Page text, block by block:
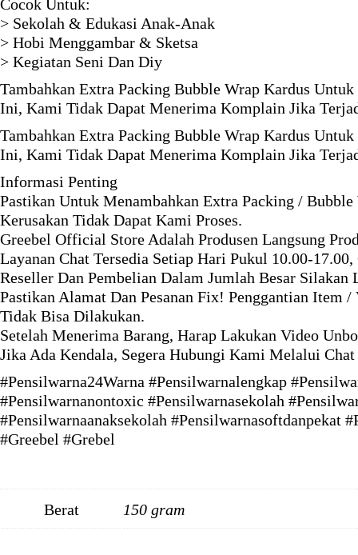
Cocok Untuk:
> Sekolah & Edukasi Anak-Anak
> Hobi Menggambar & Sketsa
> Kegiatan Seni Dan Diy
Tambahkan Extra Packing Bubble Wrap Kardus
Ini, Kami Tidak Dapat Menerima Komplain Jika
Tambahkan Extra Packing Bubble Wrap Kardus
Ini, Kami Tidak Dapat Menerima Komplain Jika
Informasi Penting
Pastikan Untuk Menambahkan Extra Packing /
Kerusakan Tidak Dapat Kami Proses.
Greebel Official Store Adalah Produsen Langsung
Layanan Chat Tersedia Setiap Hari Pukul 10.00-
Reseller Dan Pembelian Dalam Jumlah Besar
Pastikan Alamat Dan Pesanan Fix! Penggantian Item
Tidak Bisa Dilakukan.
Setelah Menerima Barang, Harap Lakukan Video
Jika Ada Kendala, Segera Hubungi Kami Melalui
#Pensilwarna24Warna #Pensilwarnalengkap
#Pensilwarnanontoxic #Pensilwarnasekolah
#Pensilwarnaanaksekolah #Pensilwarnasoftdanpekat
#Greebel #Grebel
Berat 150 gram